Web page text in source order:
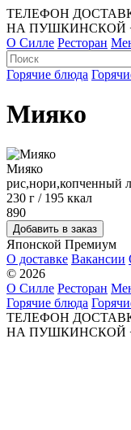
ТЕЛЕФОН
НА ПУШКИНСКОЙ
О Силле Ресторан
Горячие блюда
Мияко
Мияко
рис,нори,копченный
230 г / 195 ккал
890
Японской Премиум
О доставке Вакансии
© 2026
О Силле Ресторан
Горячие блюда
ТЕЛЕФОН
НА ПУШКИНСКОЙ